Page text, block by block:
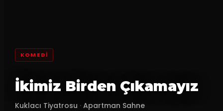
KOMEDI
İkimiz Birden Çıkamayız
Kuklacı Tiyatrosu · Apartman Sahne